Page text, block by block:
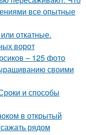
все опытные
откатные.
ворот
– 125 фото
своими
и способы
в открытый
рядом